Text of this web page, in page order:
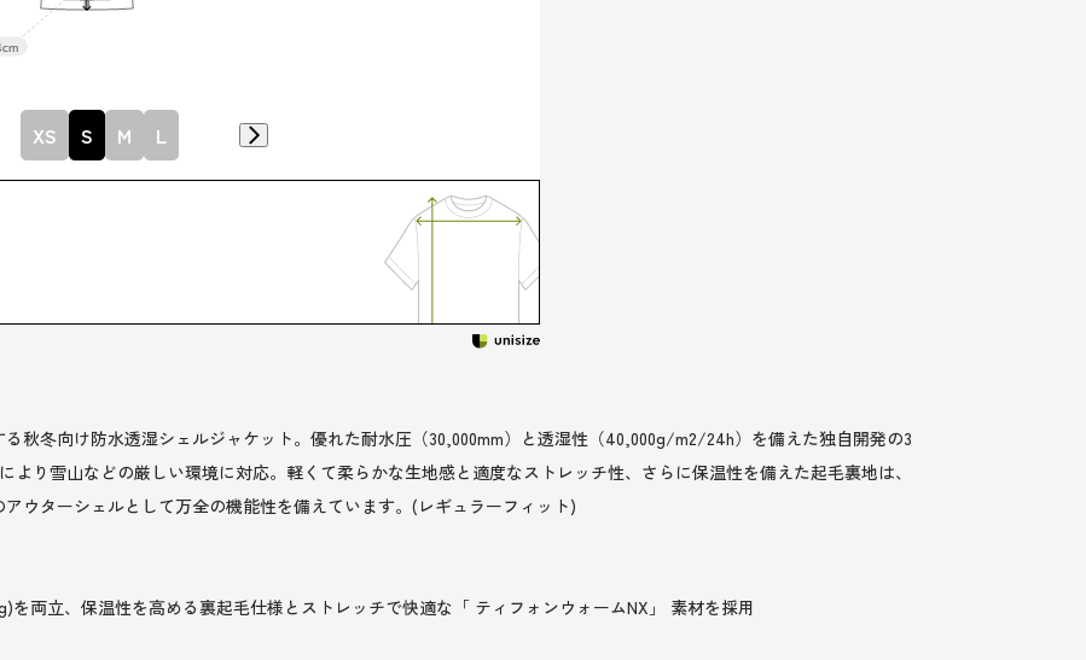
XS S M L
秋冬向け防水透湿シェルジャケット。優れた耐水圧（30,000mm）と透湿性（40,000g/m2/24h）を備えた独自開発の3
より雪山などの厳しい環境に対応。軽くて柔らかな生地感と適度なストレッチ性、さらに保温性を備えた起毛裏地は、
ウターシェルとして万全の機能性を備えています。(レギュラーフィット)
を両立、保温性を高める裏起毛仕様とストレッチで快適な「 ティフォンウォームNX」 素材を採用